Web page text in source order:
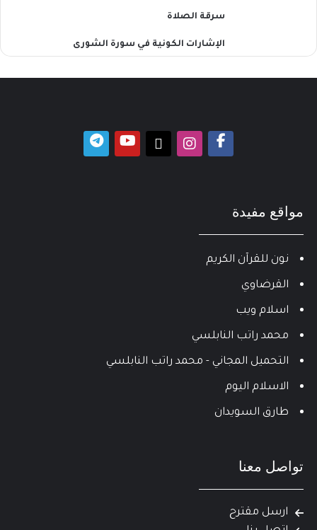
سرقة الصلاة
الإشارات الكونية في سورة الشورى
مواقع مفيدة
نون للقرآن الكريم
القرضاوي
اسلام ويب
محمد راتب النابلسي
التحميل المجاني - محمد راتب النابلسي
الاسلام اليوم
طارق السويدان
تواصل معنا
ارسل مقترح